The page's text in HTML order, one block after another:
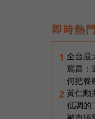
即時熱
1 全台最
篤昌：
何把餐
2 黃仁勳
低調的